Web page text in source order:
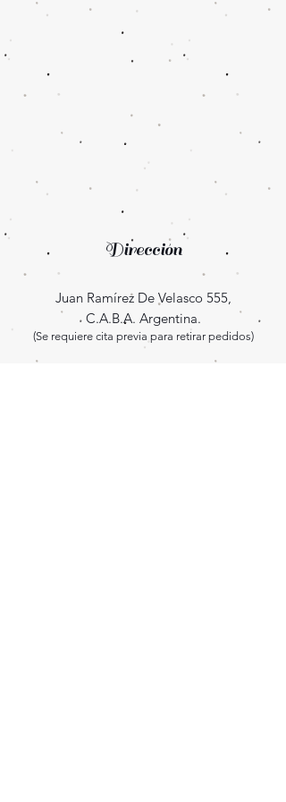
Dirección
Juan Ramírez De Velasco 555,
C.A.B.A. Argentina.
(Se requiere cita previa para retirar pedidos)